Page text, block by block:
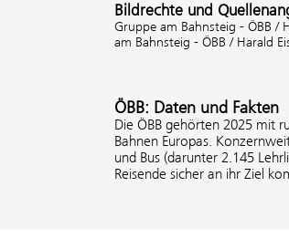
Bildrechte und
Gruppe am Bahnsteig - ÖBB /
am Bahnsteig - ÖBB / Harald
ÖBB: Daten und Fakten
Die ÖBB gehörten 2025 mit
Bahnen Europas.
und Bus (darunter 2.145
Reisende sicher an ihr Ziel